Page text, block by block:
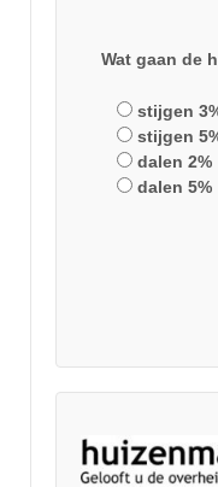
Wat gaan de
stijgen
stijgen
dalen 2%
dalen 5%